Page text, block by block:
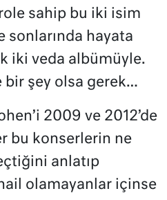
sahip bu iki isim
sonlarında hayata
iki veda albümüyle.
bir şey olsa gerek…
2009 ve 2012’de
bu konserlerin ne
anlatıp
olamayanlar içinse